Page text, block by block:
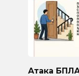
Атака